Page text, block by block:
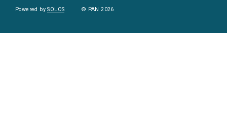
Powered bySOLOS © PAN 2026